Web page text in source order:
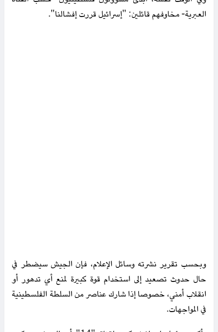
العبرية- مخاوفهم قائلين: "إسرائيل قررت إفشالنا".
وبحسب تقرير نشرته وسائل الإعلام، فإن الجيش سيضطر في
حال حدوث تصعيد إلى استخدام قوة كبيرة لمنع أي تدهور أو
انقلاب أمني، خصوصا إذا شارك عناصر من السلطة الفلسطينية
في المواجهات.